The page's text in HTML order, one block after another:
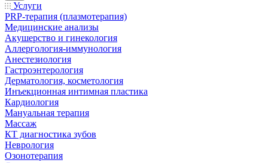
Услуги
PRP-терапия (плазмотерапия)
Медицинские анализы
Акушерство и гинекология
Аллергология-иммунология
Анестезиология
Гастроэнтерология
Дерматология, косметология
Инъекционная интимная пластика
Кардиология
Мануальная терапия
Массаж
КТ диагностика зубов
Неврология
Озонотерапия